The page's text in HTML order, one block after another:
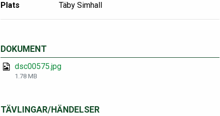
Plats
Täby Simhall
DOKUMENT
dsc00575.jpg
1.78 MB
TÄVLINGAR/HÄNDELSER